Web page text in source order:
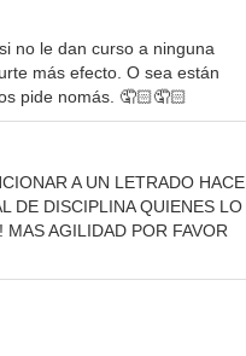
no le dan curso a ninguna
más efecto. O sea están
pide nomás. 🤦🏻🤦🏻
A UN LETRADO HACE
DE DISCIPLINA QUIENES LO
MAS AGILIDAD POR FAVOR